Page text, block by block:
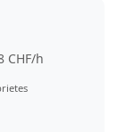
CHF/h